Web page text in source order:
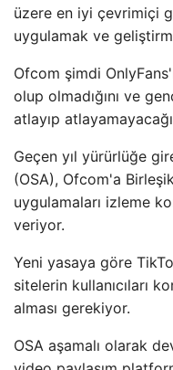
üzere en iyi çevrimiçi
uygulamak ve
Ofcom şimdi
olup olmadığını ve
atlayıp
Geçen yıl yürürlüğe
(OSA), Ofcom'a
uygulamaları izleme
veriyor.
Yeni yasaya göre
sitelerin kullanıcıları
alması gerekiyor.
OSA aşamalı olarak